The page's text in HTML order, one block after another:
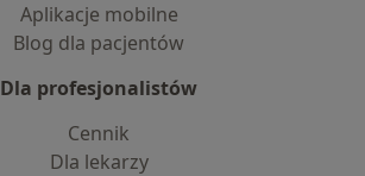
Aplikacje mobilne
Blog dla pacjentów
Dla profesjonalistów
Cennik
Dla lekarzy